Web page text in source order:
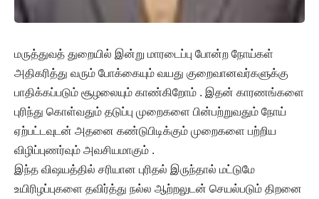
மருத்துவத் துறையில் இன்று மாரடைப்பு போன்ற நோய்கள்
அதிகரித்து வரும் போக்கையும் வயது குறைவானவர்களுக்கு
பாதிக்கப்படும் சூழலையும் காண்கிறோம் . இதன் காரணங்களை
புரிந்து கொள்வதும் தடுப்பு முறைகளை பின்பற்றுவதும் நோய்
ஏற்பட்டவுடன் அதனை கண்டுபிடிக்கும் முறைகளை பற்றிய
விழிப்புணர்வும் அவசியமாகும் .
இந்த விஷயத்தில் சரியான புரிதல் இருந்தால் மட்டுமே
உயிரிழப்புகளை தவிர்த்து நல்ல ஆற்றலுடன் செயல்படும் திறனை